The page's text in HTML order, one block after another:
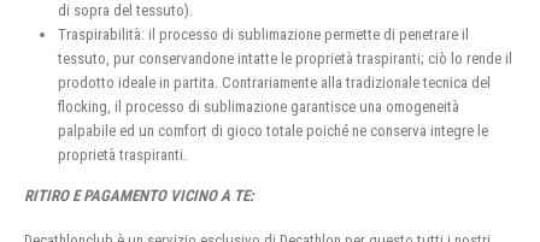
di sopra del tessuto).
Traspirabilità: il processo di sublimazione permette di penetrare il
tessuto, pur conservandone intatte le proprietà traspiranti; ciò lo rende il
prodotto ideale in partita. Contrariamente alla tradizionale tecnica del
flocking, il processo di sublimazione garantisce una omogeneità
palpabile ed un comfort di gioco totale poiché ne conserva integre le
proprietà traspiranti.
RITIRO E PAGAMENTO VICINO A TE: